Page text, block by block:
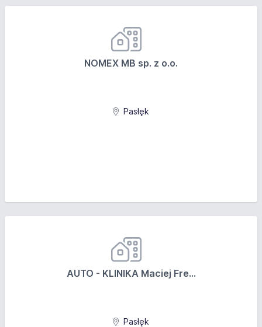
NOMEX MB sp. z o.o.
Pasłęk
AUTO - KLINIKA Maciej Fre...
Pasłęk